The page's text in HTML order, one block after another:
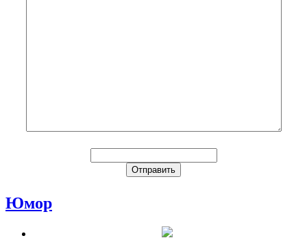
Юмор